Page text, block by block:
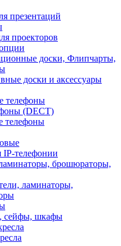
презентаций
проекторов
доски, Флипчарты,
доски и аксессуары
телефоны
(DECT)
телефоны
телефонии
брошюраторы,
ламинаторы,
сейфы, шкафы